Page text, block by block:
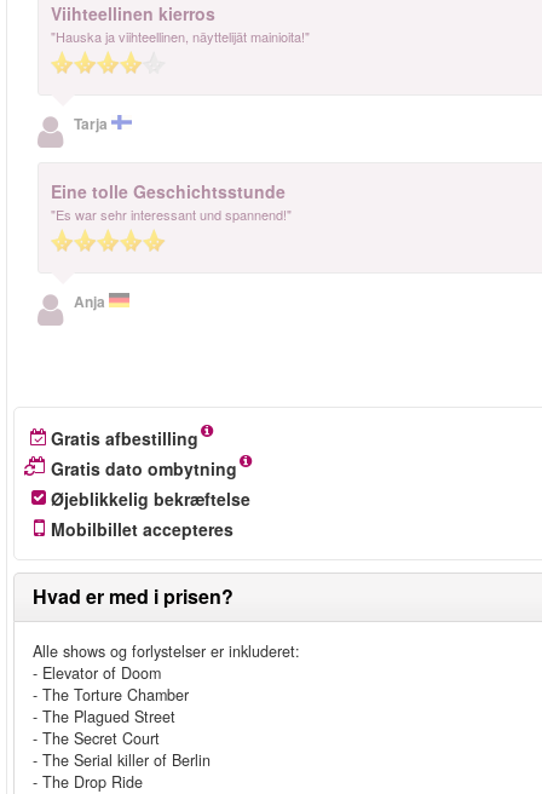
Viihteellinen kierros
"Hauska ja viihteellinen, näyttelijät mainioita!"
Tarja
Eine tolle Geschichtsstunde
"Es war sehr interessant und spannend!"
Anja
Gratis afbestilling
Gratis dato ombytning
Øjeblikkelig bekræftelse
Mobilbillet accepteres
Hvad er med i prisen?
Alle shows og forlystelser er inkluderet:
- Elevator of Doom
- The Torture Chamber
- The Plagued Street
- The Secret Court
- The Serial killer of Berlin
- The Drop Ride